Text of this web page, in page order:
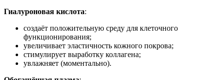
Гиалуроновая кислота:
создаёт положительную среду для клеточного
функционирования;
увеличивает эластичность кожного покрова;
стимулирует выработку коллагена;
увлажняет (моментально).